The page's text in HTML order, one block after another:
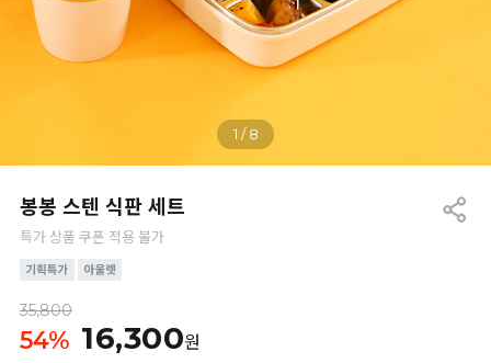
1 /8
봉봉 스텐 식판 세트
특가 상품 쿠폰 적용 불가
35,800
54% 16,300원